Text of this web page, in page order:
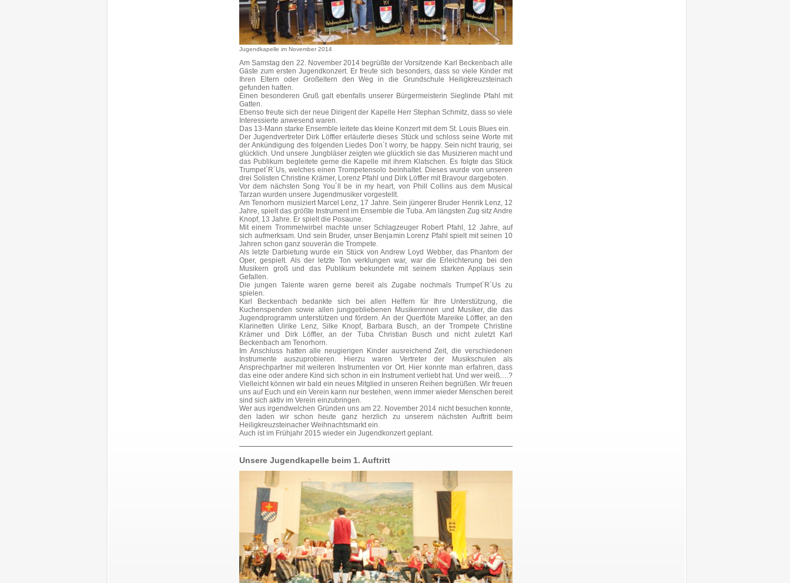
Jugendkapelle im November 2014
Am Samstag den 22. November 2014 begrüßte der Vorsitzende Karl Beckenbach alle
Gäste zum ersten Jugendkonzert. Er freute sich besonders, dass so viele Kinder mit
Ihren Eltern oder Großeltern den Weg in die Grundschule Heiligkreuzsteinach
gefunden hatten.
Einen besonderen Gruß galt ebenfalls unserer Bürgermeisterin Sieglinde Pfahl mit
Gatten.
Ebenso freute sich der neue Dirigent der Kapelle Herr Stephan Schmitz, dass so viele
Interessierte anwesend waren.
Das 13-Mann starke Ensemble leitete das kleine Konzert mit dem St. Louis Blues ein.
Der Jugendvertreter Dirk Löffler erläuterte dieses Stück und schloss seine Worte mit
der Ankündigung des folgenden Liedes Don´t worry, be happy. Sein nicht traurig, sei
glücklich. Und unsere Jungbläser zeigten wie glücklich sie das Musizieren macht und
das Publikum begleitete gerne die Kapelle mit ihrem Klatschen. Es folgte das Stück
Trumpet´R´Us, welches einen Trompetensolo beinhaltet. Dieses wurde von unseren
drei Solisten Christine Krämer, Lorenz Pfahl und Dirk Löffler mit Bravour dargeboten.
Vor dem nächsten Song You´ll be in my heart, von Phill Collins aus dem Musical
Tarzan wurden unsere Jugendmusiker vorgestellt.
Am Tenorhorn musiziert Marcel Lenz, 17 Jahre. Sein jüngerer Bruder Henrik Lenz, 12
Jahre, spielt das größte Instrument im Ensemble die Tuba. Am längsten Zug sitz Andre
Knopf, 13 Jahre. Er spielt die Posaune.
Mit einem Trommelwirbel machte unser Schlagzeuger Robert Pfahl, 12 Jahre, auf
sich aufmerksam. Und sein Bruder, unser Benjamin Lorenz Pfahl spielt mit seinen 10
Jahren schon ganz souverän die Trompete.
Als letzte Darbietung wurde ein Stück von Andrew Loyd Webber, das Phantom der
Oper, gespielt. Als der letzte Ton verklungen war, war die Erleichterung bei den
Musikern groß und das Publikum bekundete mit seinem starken Applaus sein
Gefallen.
Die jungen Talente waren gerne bereit als Zugabe nochmals Trumpet´R´Us zu
spielen.
Karl Beckenbach bedankte sich bei allen Helfern für Ihre Unterstützung, die
Kuchenspenden sowie allen junggebliebenen Musikerinnen und Musiker, die das
Jugendprogramm unterstützen und fördern. An der Querflöte Mareike Löffler, an den
Klarinetten Ulrike Lenz, Silke Knopf, Barbara Busch, an der Trompete Christine
Krämer und Dirk Löffler, an der Tuba Christian Busch und nicht zuletzt Karl
Beckenbach am Tenorhorn.
Im Anschluss hatten alle neugierigen Kinder ausreichend Zeit, die verschiedenen
Instrumente auszuprobieren. Hierzu waren Vertreter der Musikschulen als
Ansprechpartner mit weiteren Instrumenten vor Ort. Hier konnte man erfahren, dass
das eine oder andere Kind sich schon in ein Instrument verliebt hat. Und wer weiß….?
Vielleicht können wir bald ein neues Mitglied in unseren Reihen begrüßen. Wir freuen
uns auf Euch und ein Verein kann nur bestehen, wenn immer wieder Menschen bereit
sind sich aktiv im Verein einzubringen.
Wer aus irgendwelchen Gründen uns am 22. November 2014 nicht besuchen konnte,
den laden wir schon heute ganz herzlich zu unserem nächsten Auftritt beim
Heiligkreuzsteinacher Weihnachtsmarkt ein.
Auch ist im Frühjahr 2015 wieder ein Jugendkonzert geplant.
Unsere Jugendkapelle beim 1. Auftritt